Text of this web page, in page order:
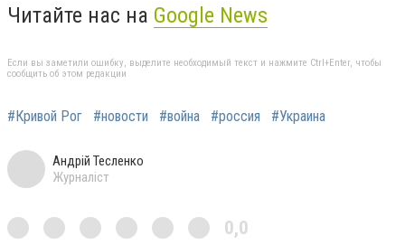
Читайте нас на Google News
Если вы заметили ошибку, выделите необходимый текст и нажмите Ctrl+Enter, чтобы
сообщить об этом редакции
#Кривой Рог #новости #война #россия #Украина
Андрій Тесленко
Журналіст
0,0